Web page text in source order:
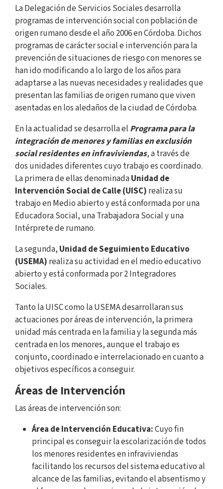
La Delegación de Servicios Sociales desarrolla
programas de intervención social con población de
origen rumano desde el año 2006 en Córdoba. Dichos
programas de carácter social e intervención para la
prevención de situaciones de riesgo con menores se
han ido modificando a lo largo de los años para
adaptarse a las nuevas necesidades y realidades que
presentan las familias de origen rumano que viven
asentadas en los aledaños de la ciudad de Córdoba.
En la actualidad se desarrolla el Programa para la
integración de menores y familias en exclusión
social residentes en infraviviendas, a través de
dos unidades diferentes cuyo trabajo es coordinado.
La primera de ellas denominadaUnidad de
Intervención Social de Calle (UISC) realiza su
trabajo en Medio abierto y está conformada por una
Educadora Social, una Trabajadora Social y una
Intérprete de rumano.
La segunda, Unidad de Seguimiento Educativo
(USEMA) realiza su actividad en el medio educativo
abierto y está conformada por 2 Integradores
Sociales.
Tanto la UISC como la USEMA desarrollaran sus
actuaciones por áreas de intervención, la primera
unidad más centrada en la familia y la segunda más
centrada en los menores, aunque el trabajo es
conjunto, coordinado e interrelacionado en cuanto a
objetivos específicos a conseguir.
Áreas de Intervención
Las áreas de intervención son:
Área de Intervención Educativa:Cuyo fin
principal es conseguir la escolarización de todos
los menores residentes en infraviviendas
facilitando los recursos del sistema educativo al
alcance de las familias, evitando el absentismo y